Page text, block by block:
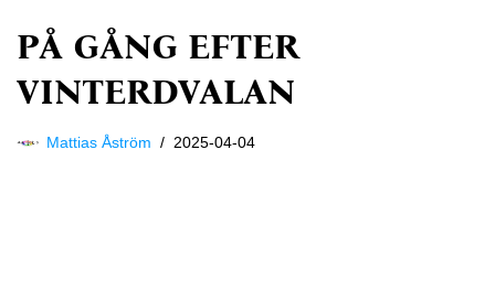
PÅ GÅNG EFTER
VINTERDVALAN
Mattias Åström 2025-04-04